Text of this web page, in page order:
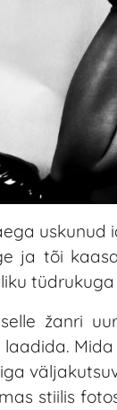
ja tõi
žanri
stiilis